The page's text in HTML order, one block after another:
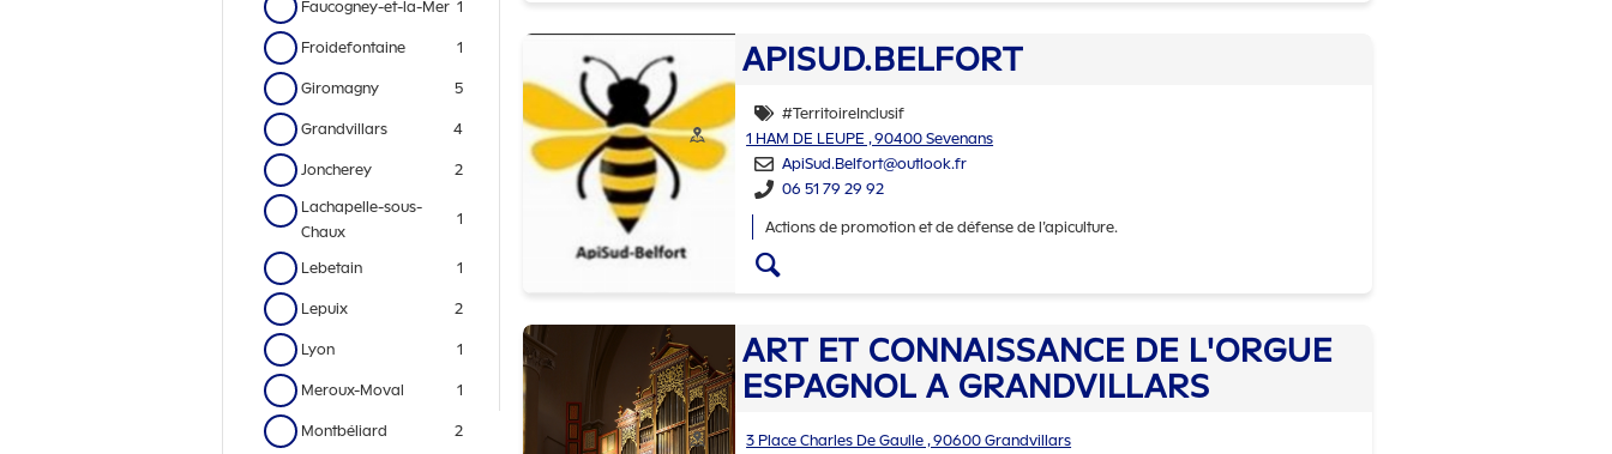
Faucogney-et-la-Mer 1
Froidefontaine
1
Giromagny
5
Grandvillars
4
Joncherey
2
Lachapelle-sous-
Chaux
1
Lebetain
1
Lepuix
2
Lyon
1
Meroux-Moval
1
Montbéliard
2
APISUD.BELFORT
Thématiques
#TerritoireInclusif
Adresse :
1 HAM DE LEUPE , 90400 Sevenans
ApiSud.Belfort@outlook.fr
06 51 79 29 92
Actions de promotion et de défense de l’apiculture.
Accéder aux détails de APISUD.BELFORT
ART ET CONNAISSANCE DE L'ORGUE
ESPAGNOL A GRANDVILLARS
Adresse :
3 Place Charles De Gaulle , 90600 Grandvillars